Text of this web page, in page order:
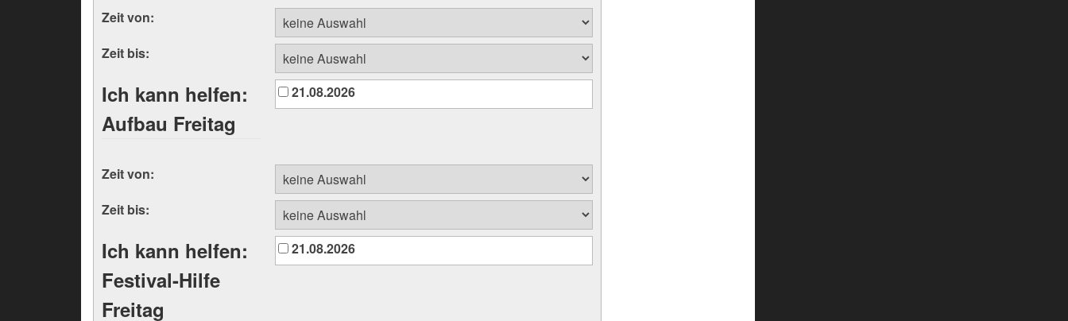
Zeit von:
Zeit bis:
Ich kann helfen:
Aufbau Freitag
21.08.2026
Zeit von:
Zeit bis:
Ich kann helfen:
Festival-Hilfe
Freitag
21.08.2026